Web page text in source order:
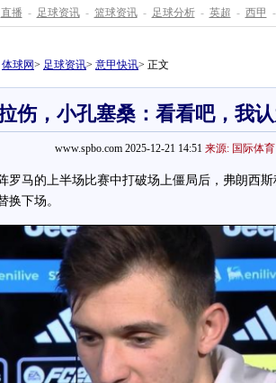
直播 - 足球资讯 - 篮球资讯 - 足球分析 - 英超 - 西甲 -
体球网> 足球资讯> 意甲快讯> 正文
伤，小孔塞桑：看看吧，我
www.spbo.com 2025-12-21 14:51 来源: 国际体育
马的上半场比赛中打破场上僵局后，弗朗西斯
换下场。